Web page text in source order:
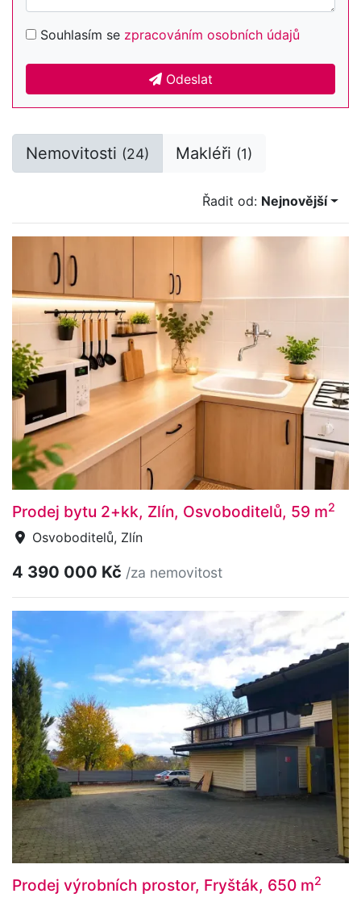
Souhlasím se zpracováním osobních údajů
Odeslat
Nemovitosti (24) Makléři (1)
Řadit od: Nejnovější
Prodej bytu 2+kk, Zlín, Osvoboditelů, 59 m2
Osvoboditelů, Zlín
4 390 000 Kč /za nemovitost
Prodej výrobních prostor, Fryšták, 650 m2